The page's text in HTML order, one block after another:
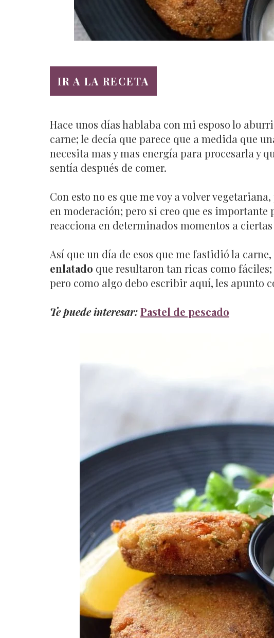
IR A LA RECETA
Hace unos días hablaba con mi esposo lo
carne; le decía que parece que a medida que
necesita mas y mas energía para procesarla y
sentía después de comer.
Con esto no es que me voy a volver
en moderación; pero si creo que es importante
reacciona en determinados momentos a
Así que un día de esos que me fastidió la
enlatado que resultaron tan ricas como
pero como algo debo escribir aquí, les apunto
Te puede interesar:Pastel de pescado